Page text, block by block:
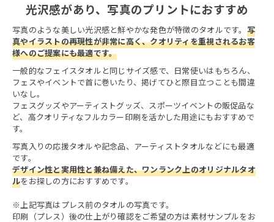
光沢感があり、写真のプリントにおすすめ
写真のような美しい光沢感と鮮やかな発色が特徴のタオルです。 写
真やイラストの再現性が非常に高く、クオリティを重視されるお客
様へのご提案にも最適です。
一般的なフェイスタオルと同じサイズ感で、日常使いはもちろん、
フェスやイベントで首に巻いたり、掲げてひと際目立つことも間違
いなし。
フェスグッズやアーティストグッズ、スポーツイベントの販促品な
ど、高クオリティなフルカラー印刷を活かした用途にもおすすめで
す。
写真入りの応援タオルや記念品、アーティストタオルなどにも最適
です。
デザイン性と実用性と兼ね備えた、ワンランク上のオリジナルタオ
ルをお探しの方におすすめです。
※上記写真はプレス前のタオルの写真です。
印刷（プレス）後の仕上がり確認をご希望の方は素材サンプルをお